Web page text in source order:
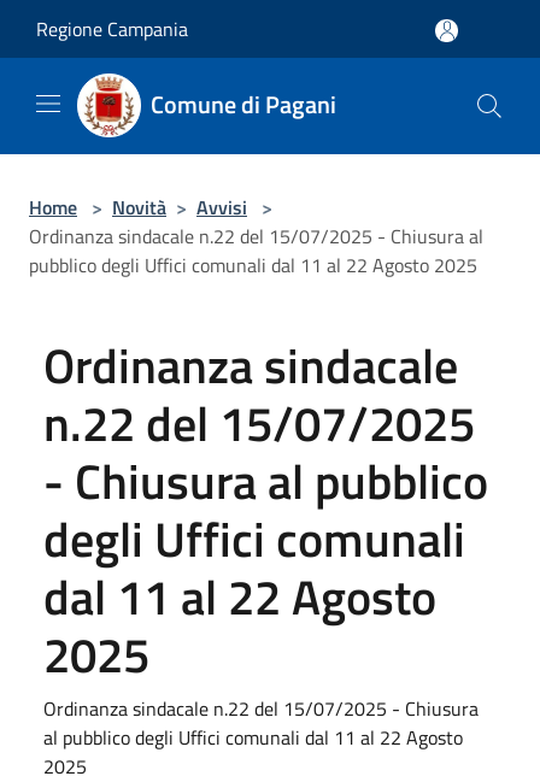
Regione Campania
Comune di Pagani
Home > Novità > Avvisi >
Ordinanza sindacale n.22 del 15/07/2025 - Chiusura al
pubblico degli Uffici comunali dal 11 al 22 Agosto 2025
Ordinanza sindacale
n.22 del 15/07/2025
- Chiusura al pubblico
degli Uffici comunali
dal 11 al 22 Agosto
2025
Ordinanza sindacale n.22 del 15/07/2025 - Chiusura
al pubblico degli Uffici comunali dal 11 al 22 Agosto
2025